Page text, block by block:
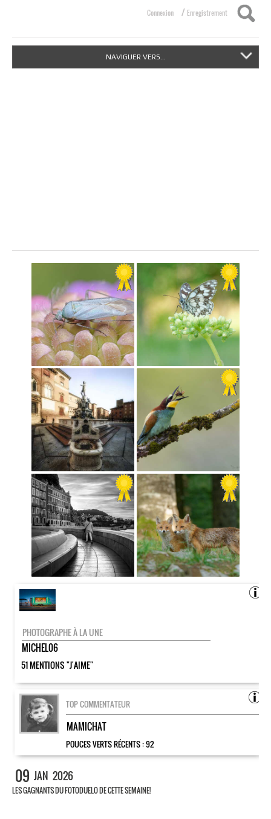
Connexion / Enregistrement
NAVIGUER VERS...
PHOTOGRAPHE À LA UNE
MICHEL06
51 MENTIONS "J'AIME"
TOP COMMENTATEUR
MAMICHAT
POUCES VERTS RÉCENTS :92
09 JAN 2026
LES GAGNANTS DU FOTODUELO DE CETTE SEMAINE!